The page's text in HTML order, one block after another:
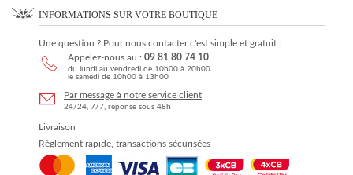
INFORMATIONS SUR VOTRE BOUTIQUE
Une question ? Pour nous contacter c'est simple et gratuit :
Appelez-nous au : 09 81 80 74 10
du lundi au vendredi de 10h00 à 20h00
le samedi de 10h00 à 13h00
Par message à notre service client
24/24, 7/7, réponse sous 48h
Livraison
Règlement rapide, transactions sécurisées